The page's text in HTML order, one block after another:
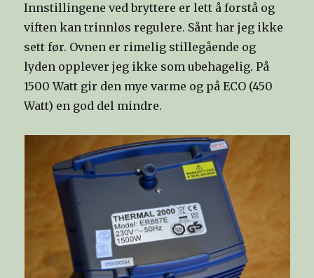
Innstillingene ved bryttere er lett å forstå og
viften kan trinnløs regulere. Sånt har jeg ikke
sett før. Ovnen er rimelig stillegående og
lyden opplever jeg ikke som ubehagelig. På
1500 Watt gir den mye varme og på ECO (450
Watt) en god del mindre.